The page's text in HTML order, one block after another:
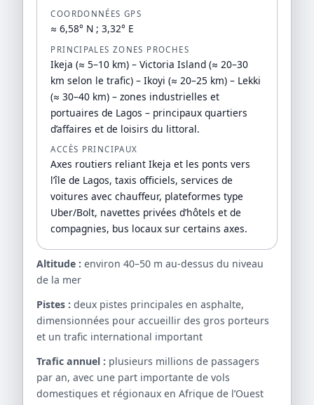
COORDONNÉES GPS
≈ 6,58° N ; 3,32° E
PRINCIPALES ZONES PROCHES
Ikeja (≈ 5–10 km) – Victoria Island (≈ 20–30
km selon le trafic) – Ikoyi (≈ 20–25 km) – Lekki
(≈ 30–40 km) – zones industrielles et
portuaires de Lagos – principaux quartiers
d’affaires et de loisirs du littoral.
ACCÈS PRINCIPAUX
Axes routiers reliant Ikeja et les ponts vers
l’île de Lagos, taxis officiels, services de
voitures avec chauffeur, plateformes type
Uber/Bolt, navettes privées d’hôtels et de
compagnies, bus locaux sur certains axes.
Altitude : environ 40–50 m au-dessus du niveau
de la mer
Pistes : deux pistes principales en asphalte,
dimensionnées pour accueillir des gros porteurs
et un trafic international important
Trafic annuel : plusieurs millions de passagers
par an, avec une part importante de vols
domestiques et régionaux en Afrique de l’Ouest